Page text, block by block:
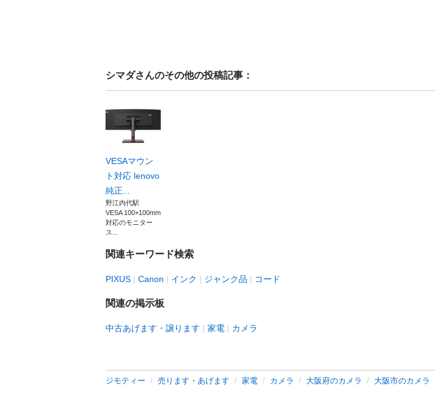
シマダさんのその他の投稿記事：
VESAマウン
ト対応 lenovo
純正...
野江内代駅
VESA 100×100mm
対応のモニター
ス...
関連キーワード検索
PIXUS Canon インク ジャンク品 コード
関連の掲示板
中古あげます・譲ります 家電 カメラ
ジモティー 売ります・あげます 家電 カメラ 大阪府のカメラ 大阪市のカメラ